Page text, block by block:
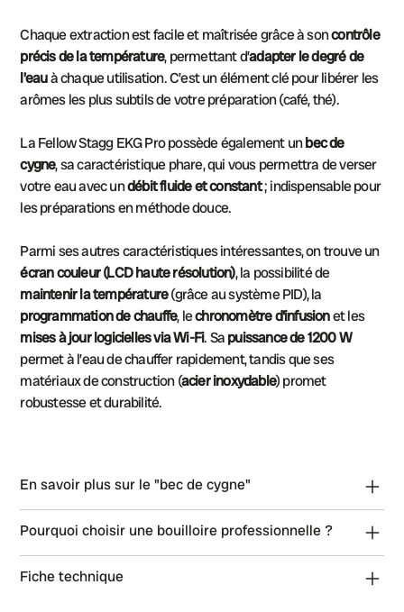
Chaque extraction est facile et maîtrisée grâce à soncontrôle
précis de la température, permettant d’adapter le degré de
l’eauà chaque utilisation. C’est un élément clé pour libérer les
arômes les plus subtils de votre préparation (café, thé).
La Fellow Stagg EKG Pro possède également unbec de
cygne, sa caractéristique phare, qui vous permettra de verser
votre eau avec undébit fluide et constant; indispensable pour
les préparations en méthode douce.
Parmi ses autres caractéristiques intéressantes, on trouve un
écran couleur (LCD haute résolution), la possibilité de
maintenir la température(grâce au système PID), la
programmation de chauffe, lechronomètre d'infusionet les
mises à jour logicielles via Wi-Fi. Sapuissance de 1200 W
permet à l’eau de chauffer rapidement, tandis que ses
matériaux de construction (acier inoxydable) promet
robustesse et durabilité.
En savoir plus sur le "bec de cygne"
Pourquoi choisir une bouilloire professionnelle ?
Fiche technique